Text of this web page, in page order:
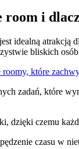
i
idealną
bliskich
które
zadań, które
dzięki czemu
czasu w